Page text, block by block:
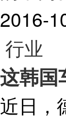
2016-
行业
这韩国
近日，